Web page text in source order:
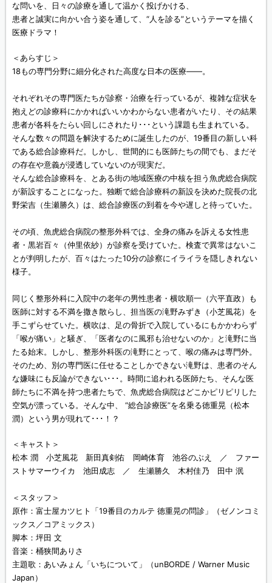
な問いを、日々の診療を通して温かく投げかける、
患者と誠実に向かい合う姿を通して、“人を診る”というテーマを描く
医療ドラマ！
＜あらすじ＞
18もの専門分野に細分化された高度な日本の医療――。
それぞれその専門医たちが診察・治療を行っているが、複雑な症状を
抱えどの診療科にかかればいいかわからない患者がいたり、その結果
患者が各科をたらい回しにされたり･･･という課題も生まれている。
そんな数々の問題を解決するために誕生したのが、19番目の新しい科
である総合診療科だ。しかし、世間的にも医師たちの間でも、まだそ
の存在や意義が浸透していないのが現実だ。
そんな総合診療科を、とある街の地域医療の中核を担う魚虎総合病院
が新設することになった。独断で総合診療科の新設を決めた院長の北
野栄吉（生瀬勝久）は、総合診療医の到着を今や遅しと待っていた。
その頃、魚虎総合病院の整形外科では、全身の痛みを訴える女性患
者・黒岩百々（仲里依紗）が診察を受けていた。検査で異常はないこ
とが判明したが、百々はたった10分の診察にイライラを隠しきれない
様子。
同じく整形外科に入院中の老年の男性患者・横吹順一（六平直政）も
医師に対する不満を撒き散らし、担当医の滝野みずき（小芝風花）を
手こずらせていた。横吹は、足の骨折で入院しているにもかかわらず
「喉が痛い」と騒ぎ、「医者なのに風邪も治せないのか」と滝野に当
たる始末。しかし、整形外科医の滝野にとって、喉の痛みは専門外。
そのため、別の専門医に任せることしかできない滝野は、患者のそん
な嫌味にも反論ができない･･･。時間に追われる医師たち、そんな医
師たちに不満を持つ患者たちで、魚虎総合病院はどこかピリピリした
空気が漂っている。そんな中、 “総合診療医”を名乗る徳重晃（松本
潤）という男が現れて･･･！？
＜キャスト＞
松本 潤 小芝風花 新田真剣佑 岡崎体育 池谷のぶえ ／ ファー
ストサマーウイカ 池田成志 ／ 生瀬勝久 木村佳乃 田中 泯
＜スタッフ＞
原作：富士屋カツヒト「19番目のカルテ 徳重晃の問診」（ゼノンコミ
ックス／コアミックス）
脚本：坪田 文
音楽：桶狭間ありさ
主題歌：あいみょん「いちについて」（unBORDE / Warner Music
Japan）